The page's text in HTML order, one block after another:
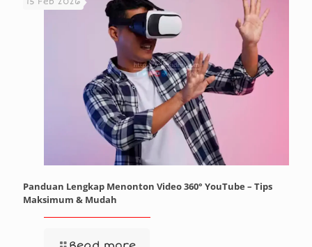
Panduan Lengkap Menonton Video 360° YouTube – Tips
Maksimum & Mudah